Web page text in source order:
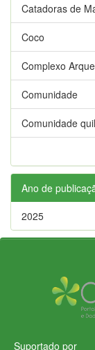
Catadoras de
Coco
Complexo
Comunidade
Comunidade
Ano de
2025
Suportado por